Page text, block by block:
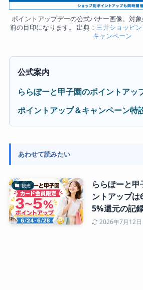
ポイントアップデーの公式バナー画像。対
前の目印になります。 出典： 三井ショッピ
キャンペーン
公式案内
ららぽーと甲子園のポイントアッ
ポイントアップ＆キャンペーン特
あわせて読みたい
観光
ららぽーと
ントアップ
5%還元の記
2026年7月12日